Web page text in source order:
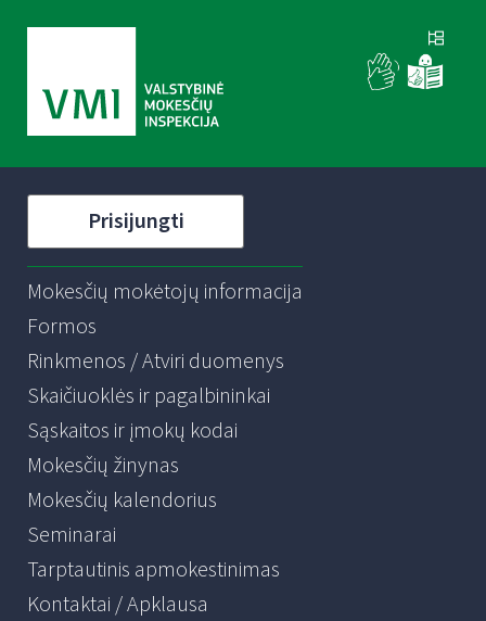
Prisijungti
Mokesčių mokėtojų informacija
Formos
Rinkmenos / Atviri duomenys
Skaičiuoklės ir pagalbininkai
Sąskaitos ir įmokų kodai
Mokesčių žinynas
Mokesčių kalendorius
Seminarai
Tarptautinis apmokestinimas
Kontaktai / Apklausa